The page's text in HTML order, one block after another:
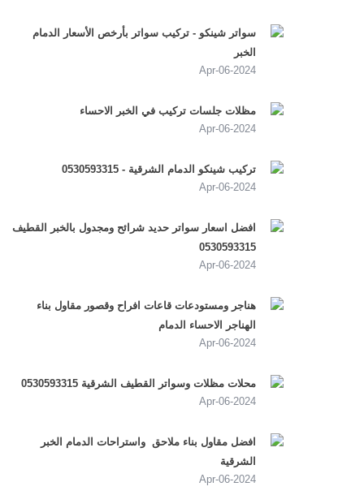
سواتر شينكو - تركيب سواتر بأرخص الأسعار الدمام
الخبر
2024-Apr-06
مظلات جلسات تركيب في الخبر الاحساء
2024-Apr-06
تركيب شينكو الدمام الشرقية - 0530593315
2024-Apr-06
افضل اسعار سواتر حديد شرائح ومجدول بالخبر القطيف
0530593315
2024-Apr-06
هناجر ومستودعات قاعات افراح وقصور مقاول بناء
الهناجر الاحساء الدمام
2024-Apr-06
محلات مظلات وسواتر القطيف الشرقية 0530593315
2024-Apr-06
افضل مقاول بناء ملاحق واستراحات الدمام الخبر
الشرقية
2024-Apr-06